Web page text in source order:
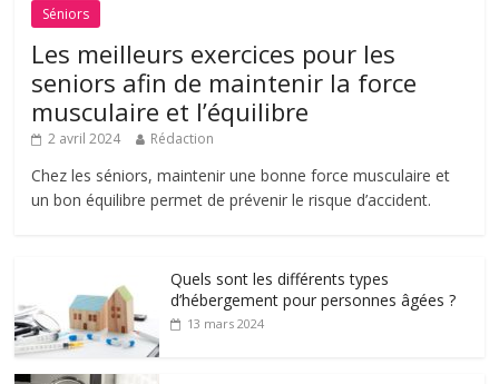
Séniors
Les meilleurs exercices pour les
seniors afin de maintenir la force
musculaire et l’équilibre
2 avril 2024 Rédaction
Chez les séniors, maintenir une bonne force musculaire et
un bon équilibre permet de prévenir le risque d’accident.
Quels sont les différents types
d’hébergement pour personnes âgées ?
13 mars 2024